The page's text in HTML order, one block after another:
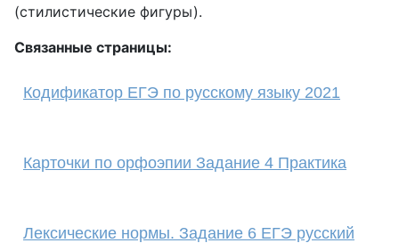
(стилистические фигуры).
Связанные страницы:
Кодификатор ЕГЭ по русскому языку 2021
Карточки по орфоэпии Задание 4 Практика
Лексические нормы. Задание 6 ЕГЭ русский